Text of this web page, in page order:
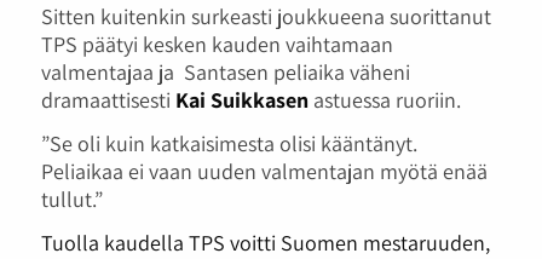
Sitten kuitenkin surkeasti joukkueena suorittanut
TPS päätyi kesken kauden vaihtamaan
valmentajaa ja Santasen peliaika väheni
dramaattisesti Kai Suikkasenastuessa ruoriin.
”Se oli kuin katkaisimesta olisi kääntänyt.
Peliaikaa ei vaan uuden valmentajan myötä enää
tullut.”
Tuolla kaudella TPS voitti Suomen mestaruuden,